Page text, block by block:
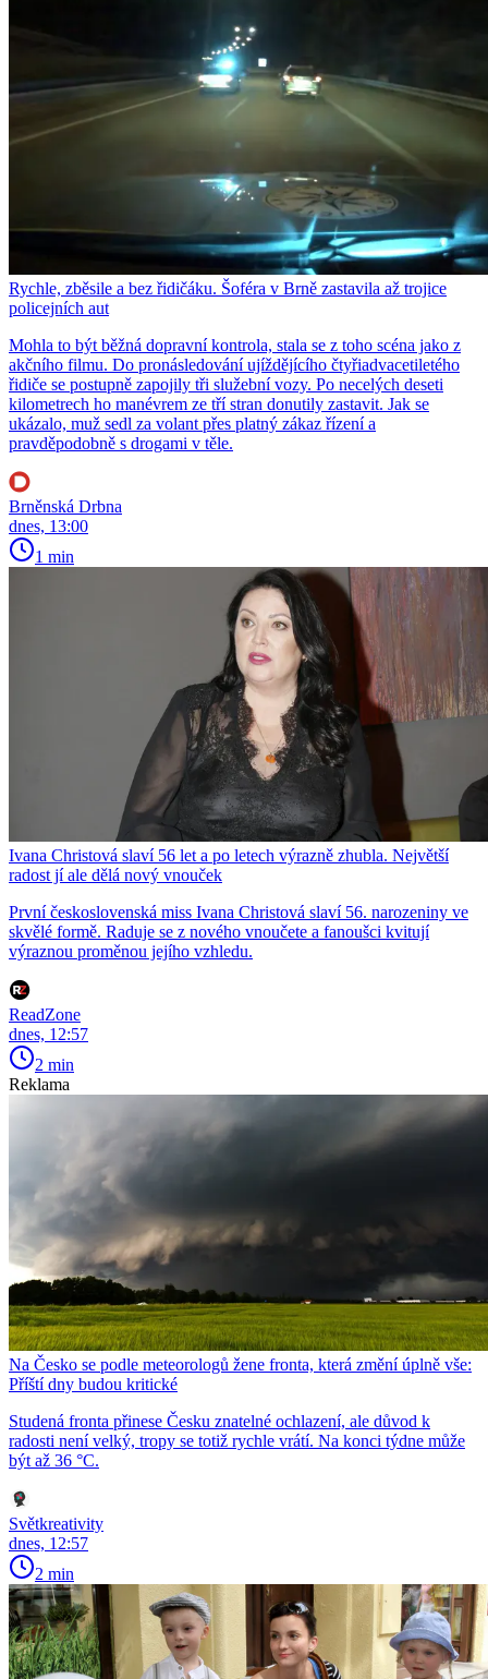
Rychle, zběsile a bez řidičáku. Šoféra v Brně zastavila až trojice
policejních aut
Mohla to být běžná dopravní kontrola, stala se z toho scéna jako z
akčního filmu. Do pronásledování ujíždějícího čtyřiadvacetiletého
řidiče se postupně zapojily tři služební vozy. Po necelých deseti
kilometrech ho manévrem ze tří stran donutily zastavit. Jak se
ukázalo, muž sedl za volant přes platný zákaz řízení a
pravděpodobně s drogami v těle.
Brněnská Drbna
dnes, 13:00
1 min
Ivana Christová slaví 56 let a po letech výrazně zhubla. Největší
radost jí ale dělá nový vnouček
První československá miss Ivana Christová slaví 56. narozeniny ve
skvělé formě. Raduje se z nového vnoučete a fanoušci kvitují
výraznou proměnou jejího vzhledu.
ReadZone
dnes, 12:57
2 min
Reklama
Na Česko se podle meteorologů žene fronta, která změní úplně vše:
Příští dny budou kritické
Studená fronta přinese Česku znatelné ochlazení, ale důvod k
radosti není velký, tropy se totiž rychle vrátí. Na konci týdne může
být až 36 °C.
Světkreativity
dnes, 12:57
2 min